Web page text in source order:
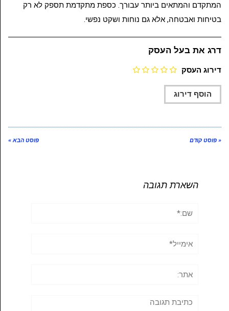
המתקדם והמתאים ביותר עבורך. כספת מתקדמת תספק לא רק
בטיחות ואבטחה, אלא גם נוחות ושקט נפשי.
דרג את בעל העסק
דירוג העסק
« פוסט קודם פוסט הבא »
השארת תגובה
תגובה